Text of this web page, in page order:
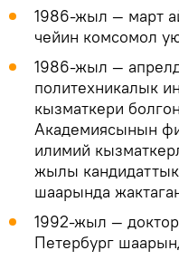
1986-жыл — март
чейин комсомол
1986-жыл —
политехникалык
кызматкери
Академиясынын
илимий
жылы
шаарында
1992-жыл —
Петербург